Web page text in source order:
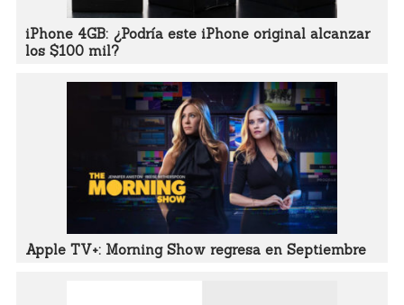
iPhone 4GB: ¿Podría este iPhone original alcanzar
los $100 mil?
Apple TV+: Morning Show regresa en Septiembre